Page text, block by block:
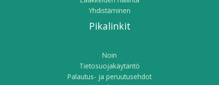
Yhdistäminen
Pikalinkit
Noin
Tietosuojakäytäntö
Palautus- ja peruutusehdot